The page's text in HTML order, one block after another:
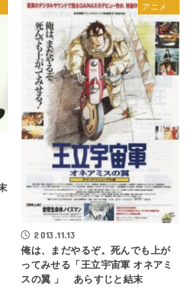
アニメ
2013.11.13
俺は、まだやるぞ。死んでも上が
ってみせる「王立宇宙軍 オネアミ
スの翼 」 あらすじと結末